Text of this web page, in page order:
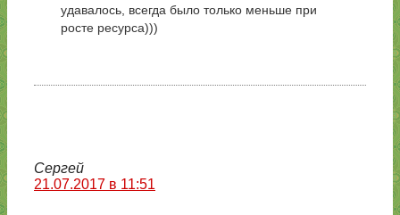
удавалось, всегда было только меньше при
росте ресурса)))
Сергей
21.07.2017 в 11:51